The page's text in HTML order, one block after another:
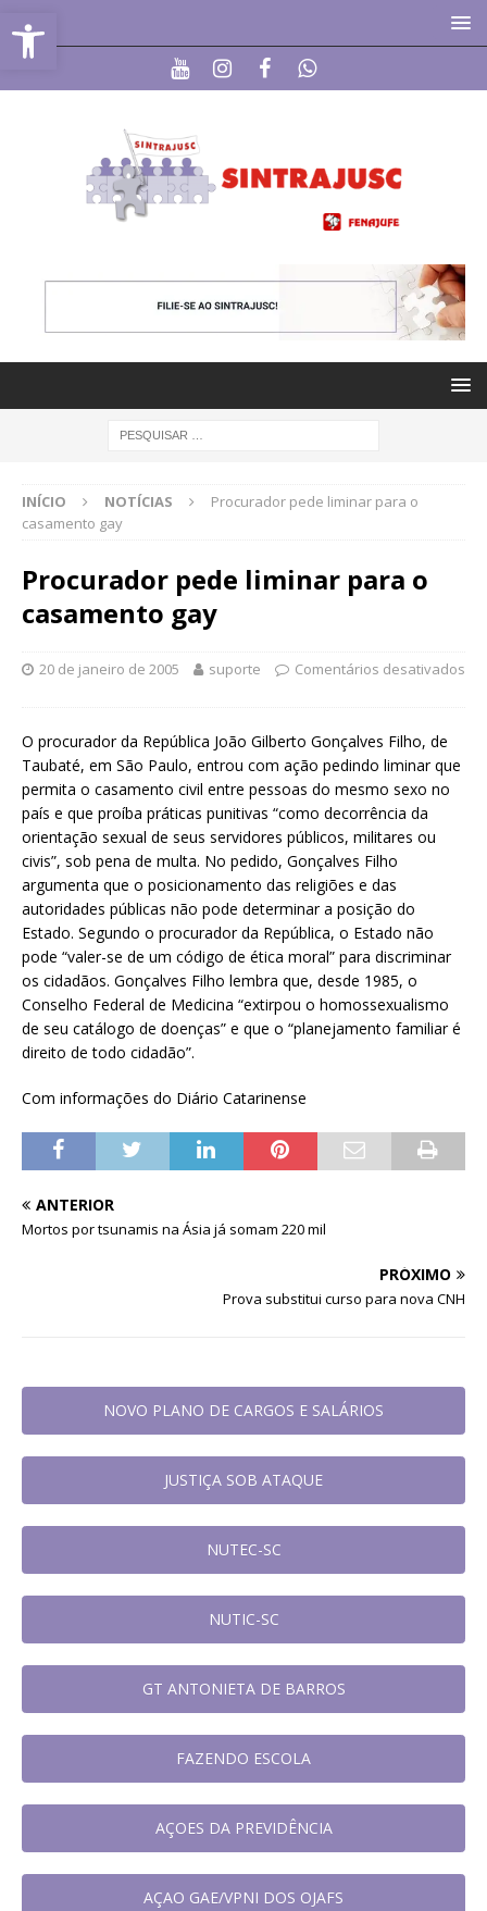
Abrir a barra de ferramentas
INÍCIO NOTÍCIAS
Procurador pede liminar para o
casamento gay
Procurador pede liminar para o
casamento gay
20 de janeiro de 2005 suporte Comentários desativados
O procurador da República João Gilberto Gonçalves Filho, de
Taubaté, em São Paulo, entrou com ação pedindo liminar que
permita o casamento civil entre pessoas do mesmo sexo no
país e que proíba práticas punitivas “como decorrência da
orientação sexual de seus servidores públicos, militares ou
civis”, sob pena de multa. No pedido, Gonçalves Filho
argumenta que o posicionamento das religiões e das
autoridades públicas não pode determinar a posição do
Estado. Segundo o procurador da República, o Estado não
pode “valer-se de um código de ética moral” para discriminar
os cidadãos. Gonçalves Filho lembra que, desde 1985, o
Conselho Federal de Medicina “extirpou o homossexualismo
de seu catálogo de doenças” e que o “planejamento familiar é
direito de todo cidadão”.
Com informações do Diário Catarinense
ANTERIOR
Mortos por tsunamis na Ásia já somam 220 mil
PRÓXIMO
Prova substitui curso para nova CNH
NOVO PLANO DE CARGOS E SALÁRIOS
JUSTIÇA SOB ATAQUE
NUTEC-SC
NUTIC-SC
GT ANTONIETA DE BARROS
FAZENDO ESCOLA
AÇOES DA PREVIDÊNCIA
AÇAO GAE/VPNI DOS OJAFS